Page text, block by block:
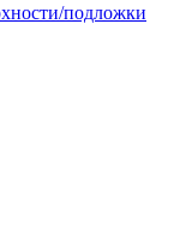
подложки